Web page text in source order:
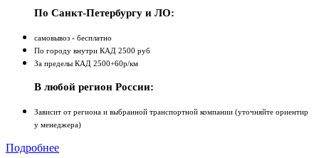
По Санкт-Петербургу и ЛО:
самовывоз - бесплатно
По городу внутри КАД 2500 руб
За пределы КАД 2500+60р/км
В любой регион России:
Зависит от региона и выбранной транспортной компании (уточняйте ориентир
у менеджера)
Подробнее